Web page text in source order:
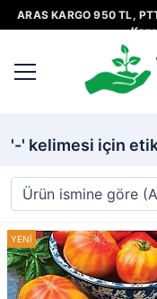
ARAS KARGO 950 TL,
'-' kelimesi için